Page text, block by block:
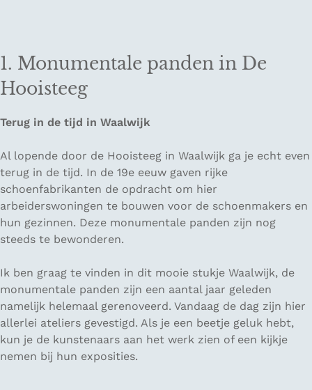
1. Monumentale panden in De
Hooisteeg
Terug in de tijd in Waalwijk
Al lopende door de Hooisteeg in Waalwijk ga je echt even
terug in de tijd. In de 19e eeuw gaven rijke
schoenfabrikanten de opdracht om hier
arbeiderswoningen te bouwen voor de schoenmakers en
hun gezinnen. Deze monumentale panden zijn nog
steeds te bewonderen.
Ik ben graag te vinden in dit mooie stukje Waalwijk, de
monumentale panden zijn een aantal jaar geleden
namelijk helemaal gerenoveerd. Vandaag de dag zijn hier
allerlei ateliers gevestigd. Als je een beetje geluk hebt,
kun je de kunstenaars aan het werk zien of een kijkje
nemen bij hun exposities.